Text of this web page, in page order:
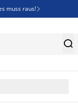
muss raus! 
JYSK-B2B 